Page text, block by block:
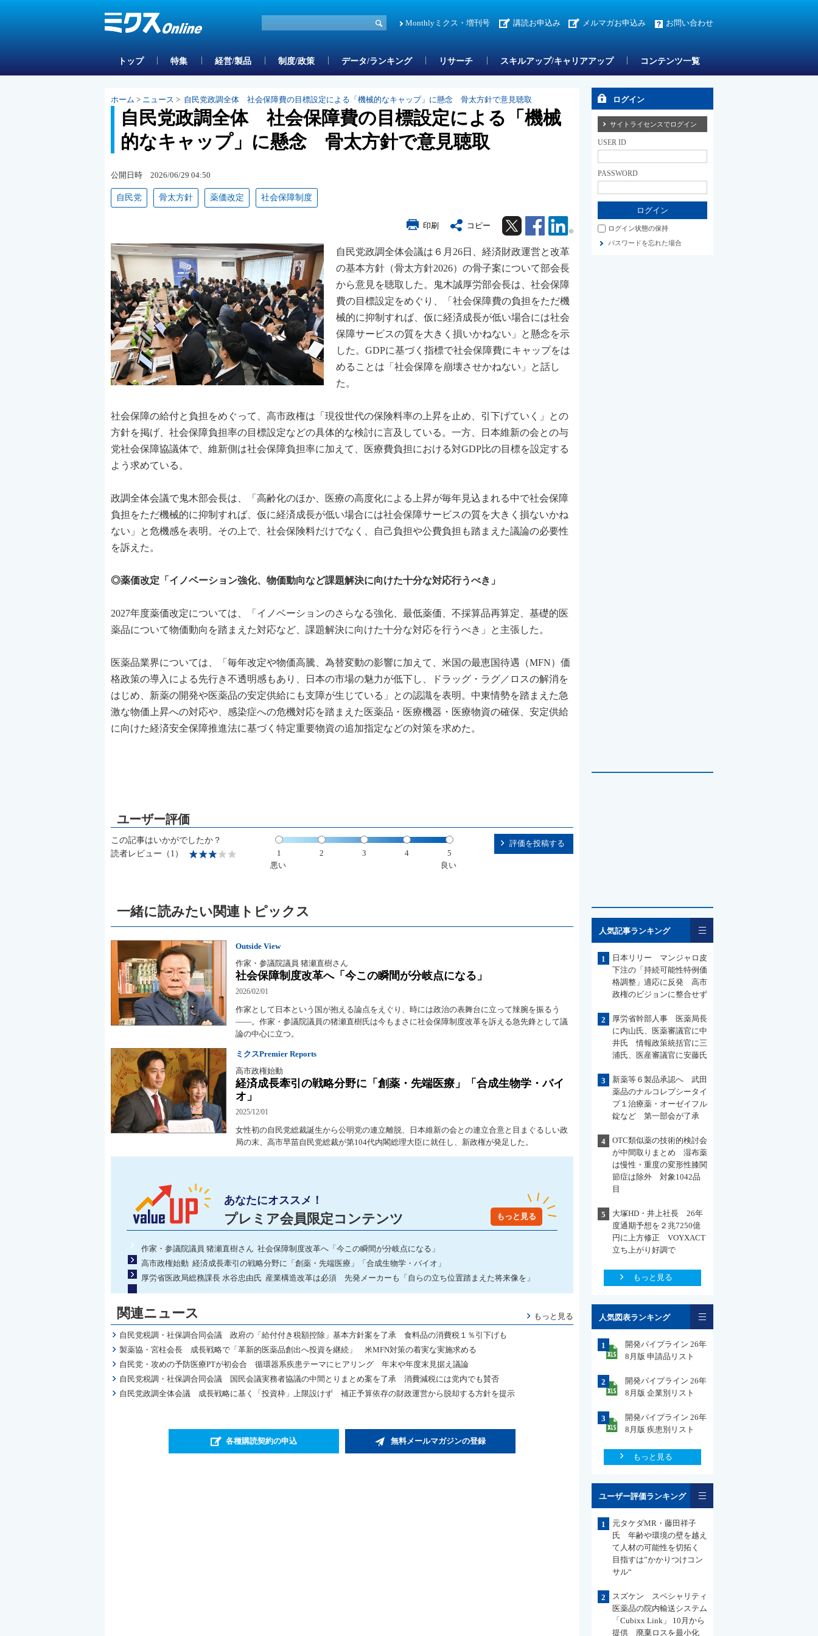
Monthlyミクス・増刊号 講読お申込み メルマガお申込み お問い合わせ
トップ 特集 経営/製品 制度/政策 データ/ランキング リサーチ スキルアップ/キャリアアップ コンテンツ一覧
ホーム > ニュース > 自民党政調全体 社会保障費の目標設定による「機械的なキャップ」に懸念 骨太方針で意見聴取
自民党政調全体 社会保障費の目標設定による「機械
的なキャップ」に懸念 骨太方針で意見聴取
公開日時 2026/06/29 04:50
自民党 骨太方針 薬価改定 社会保障制度
印刷 コピー Twitter Facebook Linkedin
自民党政調全体会議は６月26日、経済財政運営と改革
の基本方針（骨太方針2026）の骨子案について部会長
から意見を聴取した。鬼木誠厚労部会長は、社会保障
費の目標設定をめぐり、「社会保障費の負担をただ機
械的に抑制すれば、仮に経済成長が低い場合には社会
保障サービスの質を大きく損いかねない」と懸念を示
した。GDPに基づく指標で社会保障費にキャップをは
めることは「社会保障を崩壊させかねない」と話し
た。
社会保障の給付と負担をめぐって、高市政権は「現役世代の保険料率の上昇を止め、引下げていく」との
方針を掲げ、社会保障負担率の目標設定などの具体的な検討に言及している。一方、日本維新の会との与
党社会保障協議体で、維新側は社会保障負担率に加えて、医療費負担における対GDP比の目標を設定する
よう求めている。
政調全体会議で鬼木部会長は、「高齢化のほか、医療の高度化による上昇が毎年見込まれる中で社会保障
負担をただ機械的に抑制すれば、仮に経済成長が低い場合には社会保障サービスの質を大きく損ないかね
ない」と危機感を表明。その上で、社会保険料だけでなく、自己負担や公費負担も踏まえた議論の必要性
を訴えた。
◎薬価改定「イノベーション強化、物価動向など課題解決に向けた十分な対応行うべき」
2027年度薬価改定については、「イノベーションのさらなる強化、最低薬価、不採算品再算定、基礎的医
薬品について物価動向を踏まえた対応など、課題解決に向けた十分な対応を行うべき」と主張した。
医薬品業界については、「毎年改定や物価高騰、為替変動の影響に加えて、米国の最恵国待遇（MFN）価
格政策の導入による先行き不透明感もあり、日本の市場の魅力が低下し、ドラッグ・ラグ／ロスの解消を
はじめ、新薬の開発や医薬品の安定供給にも支障が生じている」との認識を表明。中東情勢を踏まえた急
激な物価上昇への対応や、感染症への危機対応を踏まえた医薬品・医療機器・医療物資の確保、安定供給
に向けた経済安全保障推進法に基づく特定重要物資の追加指定などの対策を求めた。
この記事はいかがでしたか？
読者レビュー（1）
1 2 3 4
5
悪い
良い
評価を投稿する
一緒に読みたい関連トピックス
Outside View
作家・参議院議員 猪瀬直樹さん
社会保障制度改革へ「今この瞬間が分岐点になる」
2026/02/01
作家として日本という国が抱える論点をえぐり、時には政治の表舞台に立って辣腕を振るう
――。作家・参議院議員の猪瀬直樹氏は今もまさに社会保障制度改革を訴える急先鋒として議
論の中心に立つ。
ミクスPremier Reports
高市政権始動
経済成長牽引の戦略分野に「創薬・先端医療」「合成生物学・バイ
オ」
2025/12/01
女性初の自民党総裁誕生から公明党の連立離脱、日本維新の会との連立合意と目まぐるしい政
局の末、高市早苗自民党総裁が第104代内閣総理大臣に就任し、新政権が発足した。
あなたにオススメ！
プレミア会員限定コンテンツ もっと見る
作家・参議院議員 猪瀬直樹さん 社会保障制度改革へ「今この瞬間が分岐点になる」
高市政権始動 経済成長牽引の戦略分野に「創薬・先端医療」「合成生物学・バイオ」
厚労省医政局総務課長 水谷忠由氏 産業構造改革は必須 先発メーカーも「自らの立ち位置踏まえた将来像を」
関連ニュース もっと見る
自民党税調・社保調合同会議 政府の「給付付き税額控除」基本方針案を了承 食料品の消費税１％引下げも
製薬協・宮柱会長 成長戦略で「革新的医薬品創出へ投資を継続」 米MFN対策の着実な実施求める
自民党・攻めの予防医療PTが初会合 循環器系疾患テーマにヒアリング 年末や年度末見据え議論
自民党税調・社保調合同会議 国民会議実務者協議の中間とりまとめ案を了承 消費減税には党内でも賛否
自民党政調全体会議 成長戦略に基く「投資枠」上限設けず 補正予算依存の財政運営から脱却する方針を提示
各種購読契約の申込 無料メールマガジンの登録
ログイン
サイトライセンスでログイン
USER ID
PASSWORD
ログイン状態の保持
パスワードを忘れた場合
人気記事ランキング
1
日本リリー マンジャロ皮
下注の「持続可能性特例価
格調整」適応に反発 高市
政権のビジョンに整合せず
2
厚労省幹部人事 医薬局長
に内山氏、医薬審議官に中
井氏 情報政策統括官に三
浦氏、医産審議官に安藤氏
3
新薬等６製品承認へ 武田
薬品のナルコレプシータイ
プ１治療薬・オーゼイフル
錠など 第一部会が了承
4
OTC類似薬の技術的検討会
が中間取りまとめ 湿布薬
は慢性・重度の変形性膝関
節症は除外 対象1042品
目
5
大塚HD・井上社長 26年
度通期予想を２兆7250億
円に上方修正 VOYXACT
立ち上がり好調で
もっと見る
人気図表ランキング
1
開発パイプライン 26年
8月版 申請品リスト
2
開発パイプライン 26年
8月版 企業別リスト
3
開発パイプライン 26年
8月版 疾患別リスト
もっと見る
ユーザー評価ランキング
1
元タケダMR・藤田祥子
氏 年齢や環境の壁を越え
て人材の可能性を切拓く
目指すは”かかりつけコン
サル“
2
スズケン スペシャリティ
医薬品の院内輸送システム
「Cubixx Link」 10月から
提供 廃棄ロスを最小化